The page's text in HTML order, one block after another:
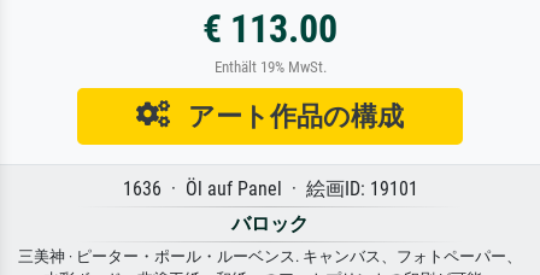
€ 113.00
Enthält 19% MwSt.
アート作品の構成
1636 · Öl auf Panel · 絵画ID: 19101
バロック
三美神 · ピーター・ポール・ルーベンス. キャンバス、フォトペーパー、